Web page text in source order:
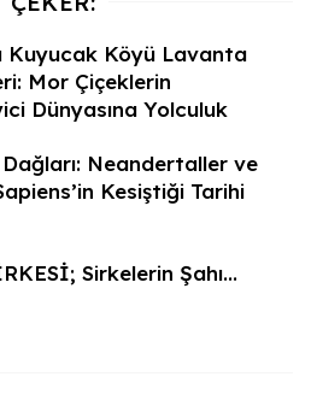
Köyü Lavanta
Mor Çiçeklerin
Dünyasına Yolculuk
Neandertaller ve
Kesiştiği Tarihi
Sirkelerin Şahı...